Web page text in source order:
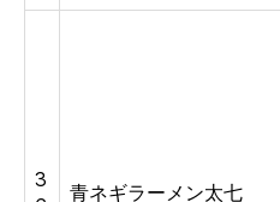
3
青ネギラーメン太七